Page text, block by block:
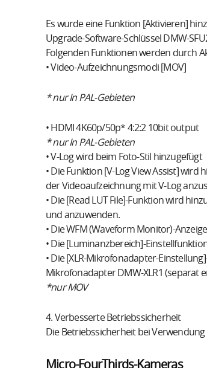
Es wurde eine Funktion [Aktivieren]
Upgrade-Software-Schlüssel DMW-
Folgenden Funktionen werden durch
• Video-Aufzeichnungsmodi [MOV]
* nur In PAL-Gebieten
• HDMI 4K60p/50p* 4:2:2 10bit output
* nur In PAL-Gebieten
• V-Log wird beim Foto-Stil hinzugefügt
• Die Funktion [V-Log View Assist] wird
der Videoaufzeichnung mit V-Log
• Die [Read LUT File]-Funktion wird
und anzuwenden.
• Die WFM (Waveform Monitor)-
• Die [Luminanzbereich]-
• Die [XLR-Mikrofonadapter-
Mikrofonadapter DMW-XLR1 (separat
*nur MOV
4. Verbesserte Betriebssicherheit
Die Betriebssicherheit bei
Micro-FourThirds-Kameras